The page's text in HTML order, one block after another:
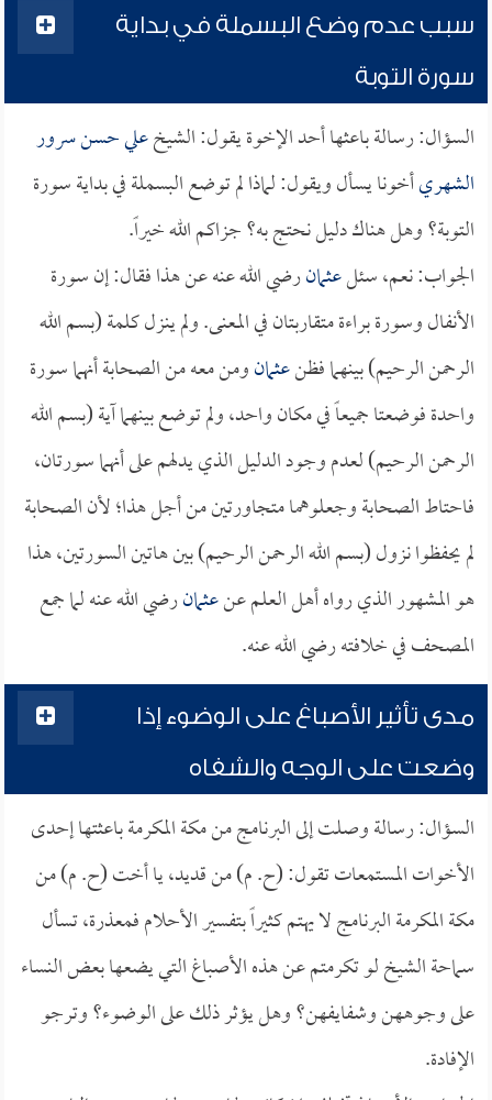
سبب عدم وضع البسملة في بداية
سورة التوبة
السؤال: رسالة باعثها أحد الإخوة يقول: الشيخعلي حسن سرور
الشهريأخونا يسأل ويقول: لماذا لم توضع البسملة في بداية سورة
التوبة؟ وهل هناك دليل نحتج به؟ جزاكم الله خيراً.
الجواب: نعم، سئلعثمانرضي الله عنه عن هذا فقال: إن سورة
الأنفال وسورة براءة متقاربتان في المعنى. ولم ينزل كلمة (بسم الله
الرحمن الرحيم) بينهما فظنعثمانومن معه من الصحابة أنهما سورة
واحدة فوضعتا جميعاً في مكان واحد، ولم توضع بينهما آية (بسم الله
الرحمن الرحيم) لعدم وجود الدليل الذي يدلهم على أنهما سورتان،
فاحتاط الصحابة وجعلوهما متجاورتين من أجل هذا؛ لأن الصحابة
لم يحفظوا نزول (بسم الله الرحمن الرحيم) بين هاتين السورتين، هذا
هو المشهور الذي رواه أهل العلم عنعثمانرضي الله عنه لما جمع
المصحف في خلافته رضي الله عنه.
مدى تأثير الأصباغ على الوضوء إذا
وضعت على الوجه والشفاه
السؤال: رسالة وصلت إلى البرنامج من مكة المكرمة باعثتها إحدى
الأخوات المستمعات تقول: (ح. م) من قديد، يا أخت (ح. م) من
مكة المكرمة البرنامج لا يهتم كثيراً بتفسير الأحلام فمعذرة، تسأل
سماحة الشيخ لو تكرمتم عن هذه الأصباغ التي يضعها بعض النساء
على وجوههن وشفايفهن؟ وهل يؤثر ذلك على الوضوء؟ وترجو
الإفادة.